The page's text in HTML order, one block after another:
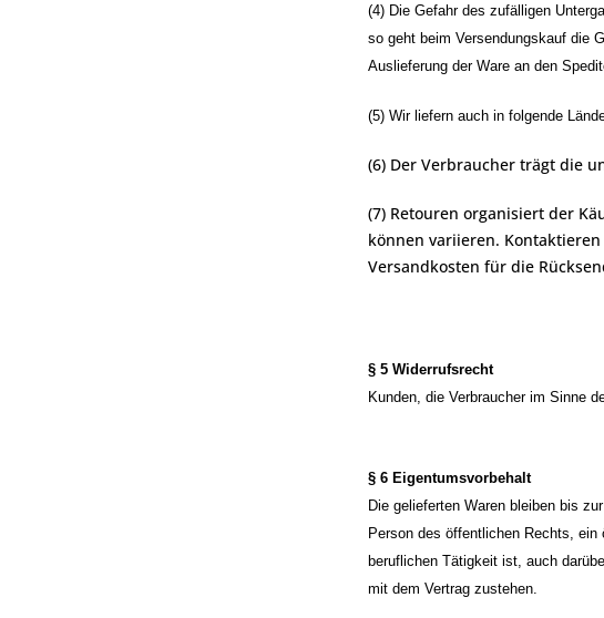
(4) Die Gefahr des zufälligen
so geht beim Versendungskauf die
Auslieferung der Ware an den
(5) Wir liefern auch in folgende
(6) Der Verbraucher trägt die
(7) Retouren organisiert der
können variieren.
Versandkosten für die
§ 5 Widerrufsrecht
Kunden, die Verbraucher im Sinne
§ 6 Eigentumsvorbehalt
Die gelieferten Waren bleiben bis
Person des öffentlichen Rechts, ein
beruflichen Tätigkeit ist, auch
mit dem Vertrag zustehen.